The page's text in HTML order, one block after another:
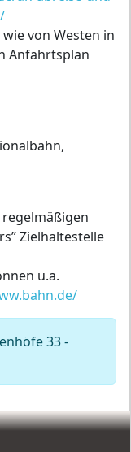
von Westen in
Anfahrtsplan
Zielhaltestelle
u.a.
33 -